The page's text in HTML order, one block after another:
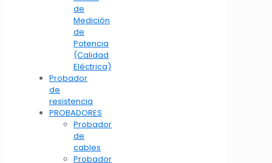
de
Medición
de
Potencia
(Calidad
Eléctrica)
Probador
de
resistencia
PROBADORES
Probador
de
cables
Probador